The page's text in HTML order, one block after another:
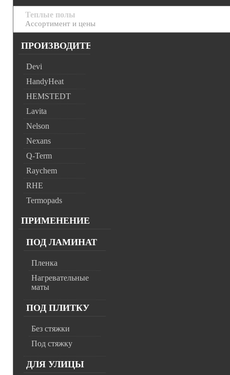
Теплые полы
Ассортимент и цены
ПРОИЗВОДИТЕЛИ
Devi
HandyHeat
HEMSTEDT
Lavita
Nelson
Nexans
Q-Term
Raychem
RHE
Termopads
ПРИМЕНЕНИЕ
ПОД ЛАМИНАТ
Пленка
Нагревательные
маты
ПОД ПЛИТКУ
Без стяжки
Под стяжку
ДЛЯ УЛИЦЫ